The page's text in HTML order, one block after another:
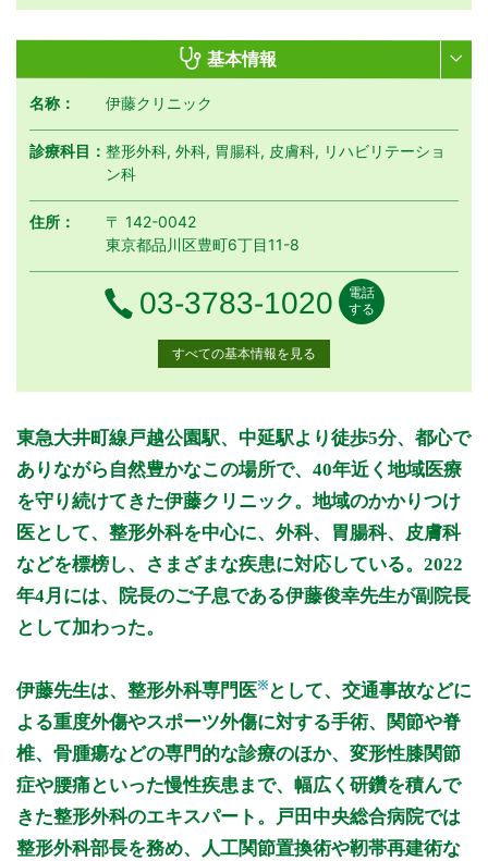
基本情報
名称： 伊藤クリニック
診療科目：整形外科, 外科, 胃腸科, 皮膚科, リハビリテーショ
ン科
住所：
〒 142-0042
東京都品川区豊町6丁目11-8
電話番号
03-3783-1020
電話
する
すべての基本情報を見る
診療時間 月月曜日火曜日
水水曜日
木 木曜日
金金曜日土曜日日曜日
祝
9:00～12:30
● ● ● ●
●
15:00～19:00
● ● ● ●
休診日: 木、日、祝
※診療時間や臨時休診・診療内容等について、事前に必ず医療
機関ホームページ、またはお電話にてご確認ください。
公式HPはこちら
初診受付
東急大井町線戸越公園駅、中延駅より徒歩5分、都心で
ありながら自然豊かなこの場所で、40年近く地域医療
を守り続けてきた伊藤クリニック。地域のかかりつけ
医として、整形外科を中心に、外科、胃腸科、皮膚科
などを標榜し、さまざまな疾患に対応している。2022
年4月には、院長のご子息である伊藤俊幸先生が副院長
として加わった。
伊藤先生は、整形外科専門医※ として、交通事故などに
よる重度外傷やスポーツ外傷に対する手術、関節や脊
椎、骨腫瘍などの専門的な診療のほか、変形性膝関節
症や腰痛といった慢性疾患まで、幅広く研鑽を積んで
きた整形外科のエキスパート。戸田中央総合病院では
整形外科部長を務め、人工関節置換術や靭帯再建術な